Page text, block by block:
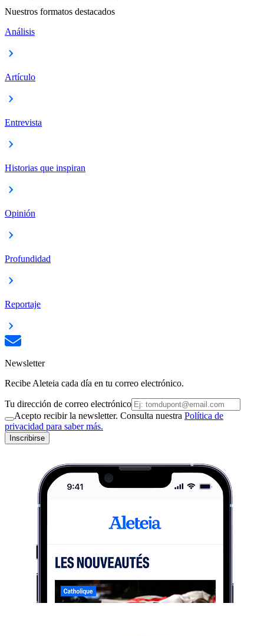
Nuestros formatos destacados
Análisis
Artículo
Entrevista
Historias que inspiran
Opinión
Profundidad
Reportaje
Newsletter
Recibe Aleteia cada día en tu correo electrónico.
Tu dirección de correo electrónico
Acepto recibir la newsletter. Consulta nuestra Política de
privacidad para saber más.
Inscribirse